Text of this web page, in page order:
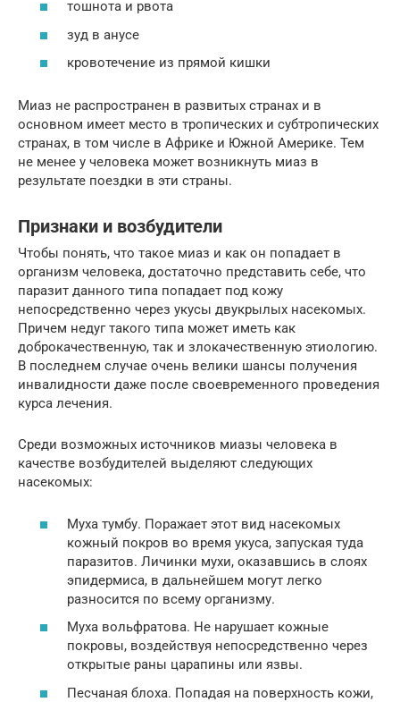
тошнота и рвота
зуд в анусе
кровотечение из прямой кишки
Миаз не распространен в развитых странах и в
основном имеет место в тропических и субтропических
странах, в том числе в Африке и Южной Америке. Тем
не менее у человека может возникнуть миаз в
результате поездки в эти страны.
Признаки и возбудители
Чтобы понять, что такое миаз и как он попадает в
организм человека, достаточно представить себе, что
паразит данного типа попадает под кожу
непосредственно через укусы двукрылых насекомых.
Причем недуг такого типа может иметь как
доброкачественную, так и злокачественную этиологию.
В последнем случае очень велики шансы получения
инвалидности даже после своевременного проведения
курса лечения.
Среди возможных источников миазы человека в
качестве возбудителей выделяют следующих
насекомых:
Муха тумбу. Поражает этот вид насекомых
кожный покров во время укуса, запуская туда
паразитов. Личинки мухи, оказавшись в слоях
эпидермиса, в дальнейшем могут легко
разносится по всему организму.
Муха вольфратова. Не нарушает кожные
покровы, воздействуя непосредственно через
открытые раны царапины или язвы.
Песчаная блоха. Попадая на поверхность кожи,